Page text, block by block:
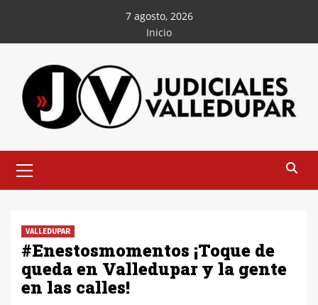
contenido
7 agosto, 2026
Inicio
principal
VALLEDUPAR
#Enestosmomentos ¡Toque de
queda en Valledupar y la gente
en las calles!